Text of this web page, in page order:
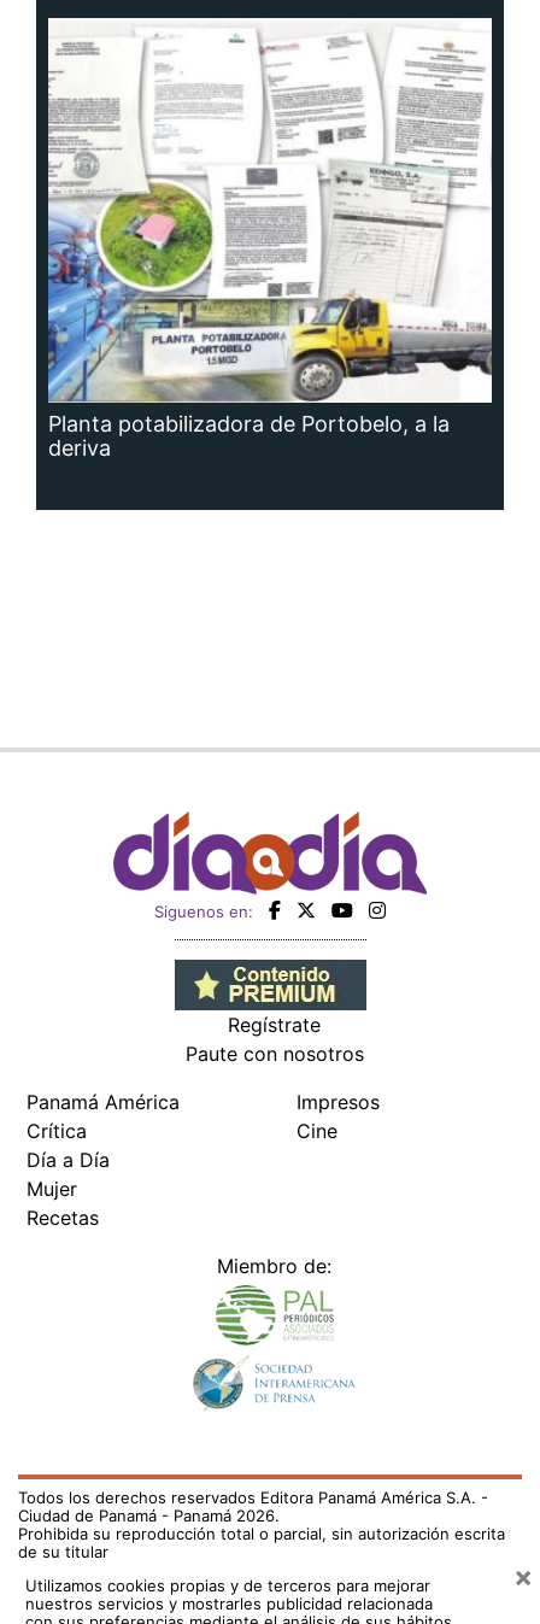
Planta potabilizadora de Portobelo, a la
deriva
Siguenos en:
Regístrate
Paute con nosotros
Panamá América
Crítica
Día a Día
Mujer
Recetas
Impresos
Cine
Miembro de:
Todos los derechos reservados Editora Panamá América S.A. -
Ciudad de Panamá - Panamá 2026.
Prohibida su reproducción total o parcial, sin autorización escrita
de su titular
Utilizamos cookies propias y de terceros para mejorar
nuestros servicios y mostrarles publicidad relacionada
×